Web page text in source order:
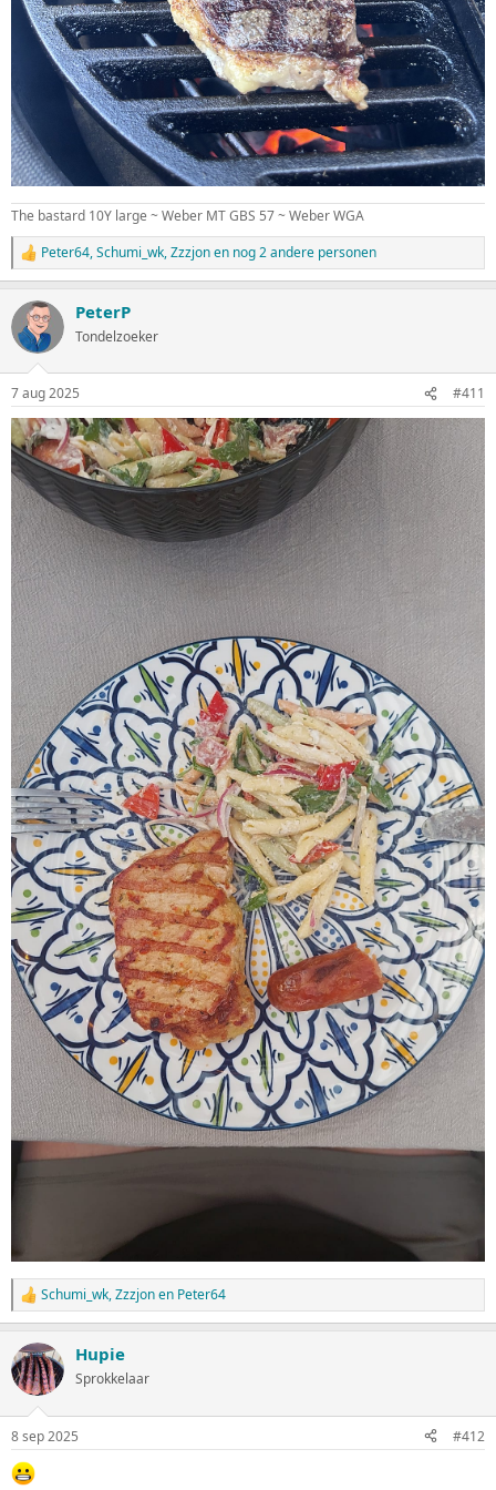
The bastard 10Y large ~ Weber MT GBS 57 ~ Weber WGA
W
a
r
d
e
n
g
e
n
:
Peter64,Schumi_wk,Zzzjonen nog 2 andere personen
PeterP
Tondelzoeker
7 aug 2025 #411
W
a
r
d
e
n
g
e
Schumi_wk,Zzzjonen Peter64
Hupie
Sprokkelaar
8 sep 2025 #412